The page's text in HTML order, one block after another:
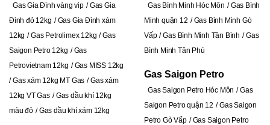
Gas Gia Đình vàng vip
Gas Gia
Đình đỏ 12kg
Gas Gia Đình xám
12kg
Gas Petrolimex 12kg
Gas
Saigon Petro 12kg
Gas
Petrovietnam 12kg
Gas MISS 12kg
Gas xám 12kg MT Gas
Gas xám
12kg VT Gas
Gas dầu khí 12kg
màu đỏ
Gas dầu khí xám 12kg
Gas Bình Minh Hóc Môn
Gas Bình
Minh quận 12
Gas Bình Minh Gò
Vấp
Gas Bình Minh Tân Bình
Gas
Bình Minh Tân Phú
Gas Saigon Petro
Gas Saigon Petro Hóc Môn
Gas
Saigon Petro quận 12
Gas Saigon
Petro Gò Vấp
Gas Saigon Petro